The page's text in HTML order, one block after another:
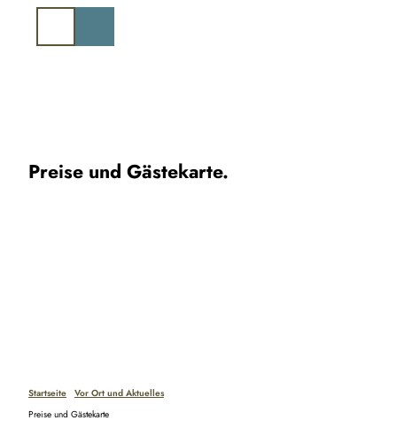
Preise und Gästekarte.
Startseite Vor Ort und Aktuelles
Preise und Gästekarte